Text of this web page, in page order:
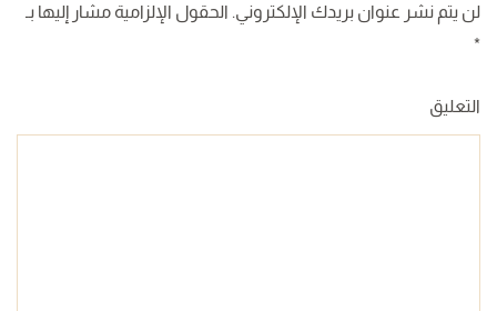
لن يتم نشر عنوان بريدك الإلكتروني. الحقول الإلزامية مشار إليها بـ
*
التعليق